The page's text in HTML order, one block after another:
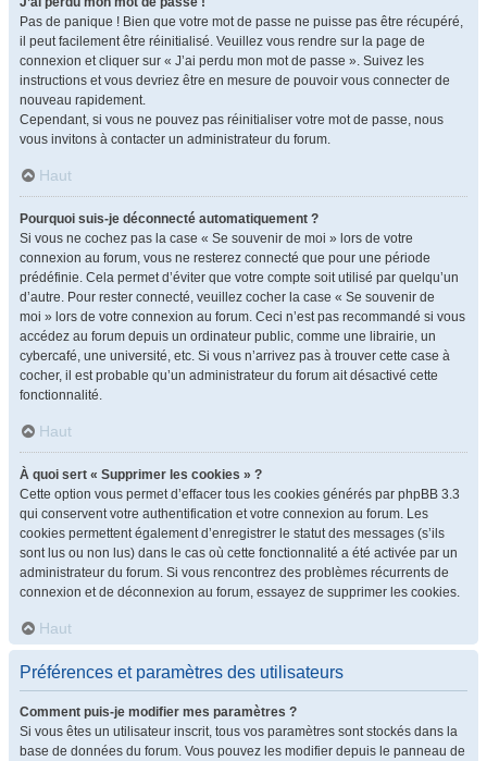
Pas de panique ! Bien que votre mot de passe ne puisse pas être récupéré,
il peut facilement être réinitialisé. Veuillez vous rendre sur la page de
connexion et cliquer sur « J’ai perdu mon mot de passe ». Suivez les
instructions et vous devriez être en mesure de pouvoir vous connecter de
nouveau rapidement.
Cependant, si vous ne pouvez pas réinitialiser votre mot de passe, nous
vous invitons à contacter un administrateur du forum.
Haut
Pourquoi suis-je déconnecté automatiquement ?
Si vous ne cochez pas la case « Se souvenir de moi » lors de votre
connexion au forum, vous ne resterez connecté que pour une période
prédéfinie. Cela permet d’éviter que votre compte soit utilisé par quelqu’un
d’autre. Pour rester connecté, veuillez cocher la case « Se souvenir de
moi » lors de votre connexion au forum. Ceci n’est pas recommandé si vous
accédez au forum depuis un ordinateur public, comme une librairie, un
cybercafé, une université, etc. Si vous n’arrivez pas à trouver cette case à
cocher, il est probable qu’un administrateur du forum ait désactivé cette
fonctionnalité.
Haut
À quoi sert « Supprimer les cookies » ?
Cette option vous permet d’effacer tous les cookies générés par phpBB 3.3
qui conservent votre authentification et votre connexion au forum. Les
cookies permettent également d’enregistrer le statut des messages (s’ils
sont lus ou non lus) dans le cas où cette fonctionnalité a été activée par un
administrateur du forum. Si vous rencontrez des problèmes récurrents de
connexion et de déconnexion au forum, essayez de supprimer les cookies.
Haut
Préférences et paramètres des utilisateurs
Comment puis-je modifier mes paramètres ?
Si vous êtes un utilisateur inscrit, tous vos paramètres sont stockés dans la
base de données du forum. Vous pouvez les modifier depuis le panneau de